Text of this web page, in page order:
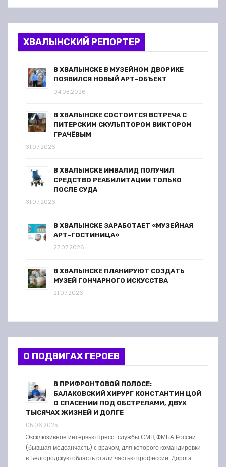
ХВАЛЫНСКИЙ РЕПОРТЕР
В ХВАЛЫНСКЕ В МУЗЕЙНОМ ДВОРИКЕ
ПОЯВИЛСЯ НОВЫЙ АРТ-ОБЪЕКТ
04.08.2026
В ХВАЛЫНСКЕ СОСТОИТСЯ ВСТРЕЧА С
ПИТЕРСКИМ СКУЛЬПТОРОМ ВИКТОРОМ
ГРАЧЁВЫМ
31.07.2026
В ХВАЛЫНСКЕ ИНВАЛИД ПОЛУЧИЛ
СРЕДСТВО РЕАБИЛИТАЦИИ ТОЛЬКО
ПОСЛЕ СУДА
31.07.2026
В ХВАЛЫНСКЕ ЗАРАБОТАЕТ «МУЗЕЙНАЯ
АРТ-ГОСТИНИЦА»
27.07.2026
В ХВАЛЫНСКЕ ПЛАНИРУЮТ СОЗДАТЬ
МУЗЕЙ ГОНЧАРНОГО ИСКУССТВА
21.07.2026
О ПОДВИГАХ ГЕРОЕВ
В ПРИФРОНТОВОЙ ПОЛОСЕ:
БАЛАКОВСКИЙ ХИРУРГ КОНСТАНТИН ЦОЙ
О СПАСЕНИИ ПОД ОБСТРЕЛАМИ, ДВУХ
ТЫСЯЧАХ ЖИЗНЕЙ И ДОЛГЕ
05.06.2025
Эксклюзивное интервью пресс-службы СМЦ ФМБА России
(бывшая медсанчасть) с врачом, для которого командировки
в Белгородскую область стали частью профессии. Дорога …